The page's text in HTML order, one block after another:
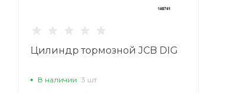
Цилиндр тормозной JCB DIG
В наличии 3 шт